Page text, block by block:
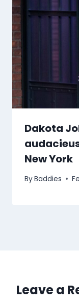
Dakota
New York
ByBaddies
Leave a